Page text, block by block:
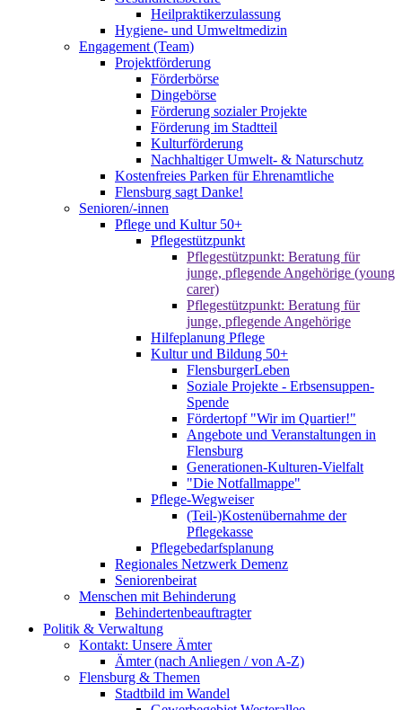
Heilpraktikerzulassung
Hygiene- und Umweltmedizin
Engagement (Team)
Projektförderung
Förderbörse
Dingebörse
Förderung sozialer Projekte
Förderung im Stadtteil
Kulturförderung
Nachhaltiger Umwelt- & Naturschutz
Kostenfreies Parken für Ehrenamtliche
Flensburg sagt Danke!
Senioren/-innen
Pflege und Kultur 50+
Pflegestützpunkt
Pflegestützpunkt: Beratung für
junge, pflegende Angehörige (young
carer)
Pflegestützpunkt: Beratung für
junge, pflegende Angehörige
Hilfeplanung Pflege
Kultur und Bildung 50+
FlensburgerLeben
Soziale Projekte - Erbsensuppen-
Spende
Fördertopf "Wir im Quartier!"
Angebote und Veranstaltungen in
Flensburg
Generationen-Kulturen-Vielfalt
"Die Notfallmappe"
Pflege-Wegweiser
(Teil-)Kostenübernahme der
Pflegekasse
Pflegebedarfsplanung
Regionales Netzwerk Demenz
Seniorenbeirat
Menschen mit Behinderung
Behindertenbeauftragter
Politik & Verwaltung
Kontakt: Unsere Ämter
Ämter (nach Anliegen / von A-Z)
Flensburg & Themen
Stadtbild im Wandel